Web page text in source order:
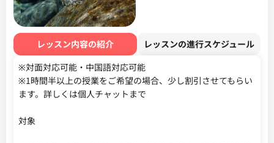
レッスン内容の紹介
レッスンの進行スケジュール
※対面対応可能・中国語対応可能
※1時間半以上の授業をご希望の場合、少し割引させてもらい
ます。詳しくは個人チャットまで
対象